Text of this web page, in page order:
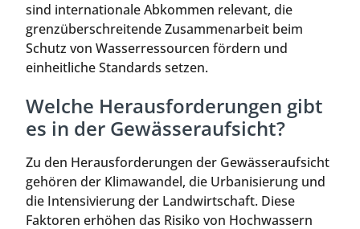
sind internationale Abkommen relevant, die
grenzüberschreitende Zusammenarbeit beim
Schutz von Wasserressourcen fördern und
einheitliche Standards setzen.
Welche Herausforderungen gibt
es in der Gewässeraufsicht?
Zu den Herausforderungen der Gewässeraufsicht
gehören der Klimawandel, die Urbanisierung und
die Intensivierung der Landwirtschaft. Diese
Faktoren erhöhen das Risiko von Hochwassern